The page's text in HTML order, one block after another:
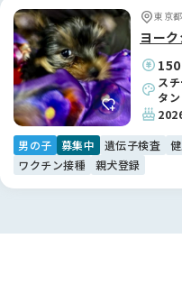
ダーから具体的で的確なア
り家族に溶け込んでいます
でも相談できるプロフェッ
は、何物にも代えがたい安
とうございました！✨
【BreederFamiliesへ】
命の背景まで考えたい方に
「自分の迎え方が、ワンち
東京都
ヨー
ス
タン
男の子 募集中 遺伝子検査
ワクチン接種
親犬登録